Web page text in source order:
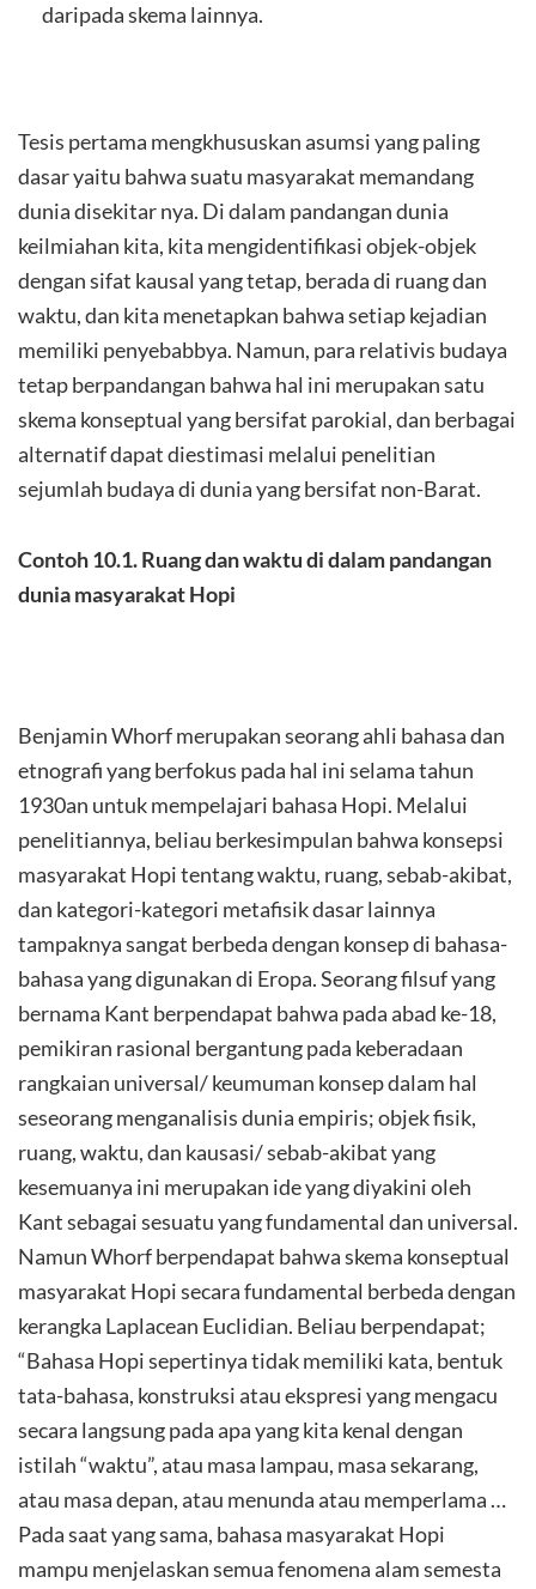
daripada skema lainnya.
Tesis pertama mengkhususkan asumsi yang paling
dasar yaitu bahwa suatu masyarakat memandang
dunia disekitar nya. Di dalam pandangan dunia
keilmiahan kita, kita mengidentifikasi objek-objek
dengan sifat kausal yang tetap, berada di ruang dan
waktu, dan kita menetapkan bahwa setiap kejadian
memiliki penyebabbya. Namun, para relativis budaya
tetap berpandangan bahwa hal ini merupakan satu
skema konseptual yang bersifat parokial, dan berbagai
alternatif dapat diestimasi melalui penelitian
sejumlah budaya di dunia yang bersifat non-Barat.
Contoh 10.1. Ruang dan waktu di dalam pandangan
dunia masyarakat Hopi
Benjamin Whorf merupakan seorang ahli bahasa dan
etnografi yang berfokus pada hal ini selama tahun
1930an untuk mempelajari bahasa Hopi. Melalui
penelitiannya, beliau berkesimpulan bahwa konsepsi
masyarakat Hopi tentang waktu, ruang, sebab-akibat,
dan kategori-kategori metafisik dasar lainnya
tampaknya sangat berbeda dengan konsep di bahasa-
bahasa yang digunakan di Eropa. Seorang filsuf yang
bernama Kant berpendapat bahwa pada abad ke-18,
pemikiran rasional bergantung pada keberadaan
rangkaian universal/ keumuman konsep dalam hal
seseorang menganalisis dunia empiris; objek fisik,
ruang, waktu, dan kausasi/ sebab-akibat yang
kesemuanya ini merupakan ide yang diyakini oleh
Kant sebagai sesuatu yang fundamental dan universal.
Namun Whorf berpendapat bahwa skema konseptual
masyarakat Hopi secara fundamental berbeda dengan
kerangka Laplacean Euclidian. Beliau berpendapat;
“Bahasa Hopi sepertinya tidak memiliki kata, bentuk
tata-bahasa, konstruksi atau ekspresi yang mengacu
secara langsung pada apa yang kita kenal dengan
istilah “waktu”, atau masa lampau, masa sekarang,
atau masa depan, atau menunda atau memperlama …
Pada saat yang sama, bahasa masyarakat Hopi
mampu menjelaskan semua fenomena alam semesta